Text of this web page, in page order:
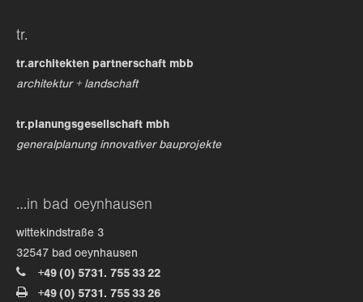
get in touch
376-293 city road, suite 600
san francisco, ca 94102
+44 1234 567 890
drop us a line
info@yourdomain.com
tr.
tr.architekten partnerschaft mbb
architektur + landschaft
tr.planungsgesellschaft mbh
generalplanung innovativer bauprojekte
…in bad oeynhausen
wittekindstraße 3
32547 bad oeynhausen
+49 (0) 5731. 755 33 22
+49 (0) 5731. 755 33 26